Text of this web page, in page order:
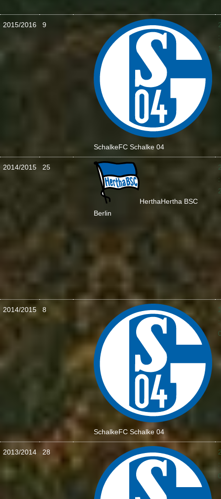
2015/2016 9
SchalkeFC Schalke 04
:
2014/2015 25
HerthaHertha BSC
Berlin
:
2014/2015 8
SchalkeFC Schalke 04
:
2013/2014 28
: